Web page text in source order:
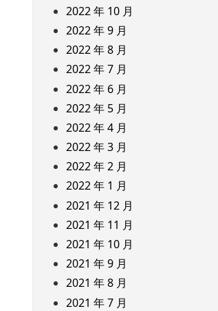
2022 年 10 月
2022 年 9 月
2022 年 8 月
2022 年 7 月
2022 年 6 月
2022 年 5 月
2022 年 4 月
2022 年 3 月
2022 年 2 月
2022 年 1 月
2021 年 12 月
2021 年 11 月
2021 年 10 月
2021 年 9 月
2021 年 8 月
2021 年 7 月